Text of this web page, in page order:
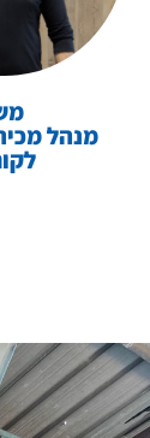
מנהל